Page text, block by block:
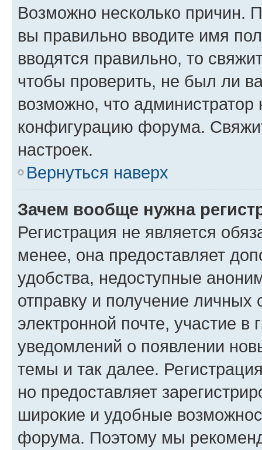
Возможно несколько причин.
вы правильно вводите имя
вводятся правильно, то
чтобы проверить, не был ли
возможно, что администратор
конфигурацию форума.
настроек.
Вернуться наверх
Зачем вообще нужна
Регистрация не является
менее, она предоставляет
удобства, недоступные
отправку и получение
электронной почте, участие в
уведомлений о появлении
темы и так далее.
но предоставляет
широкие и удобные
форума. Поэтому мы